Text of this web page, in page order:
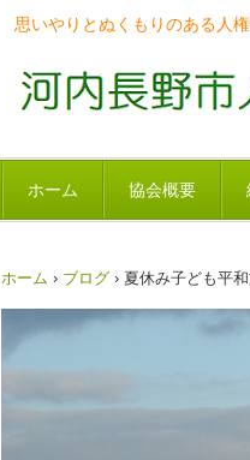
思いやりとぬくもりのある人
ホーム 協会概要
ホーム › ブログ › 夏休み子ども平